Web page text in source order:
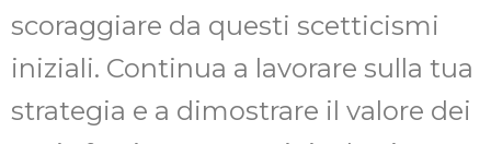
scoraggiare da questi scetticismi
iniziali. Continua a lavorare sulla tua
strategia e a dimostrare il valore dei